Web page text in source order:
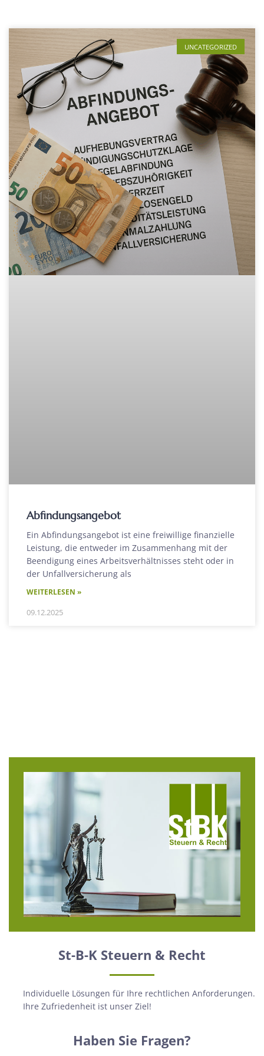
UNCATEGORIZED
Abfindungsangebot
Ein Abfindungsangebot ist eine freiwillige finanzielle
Leistung, die entweder im Zusammenhang mit der
Beendigung eines Arbeitsverhältnisses steht oder in
der Unfallversicherung als
WEITERLESEN »
09.12.2025
St-B-K Steuern & Recht
Individuelle Lösungen für Ihre rechtlichen Anforderungen.
Ihre Zufriedenheit ist unser Ziel!
Haben Sie Fragen?